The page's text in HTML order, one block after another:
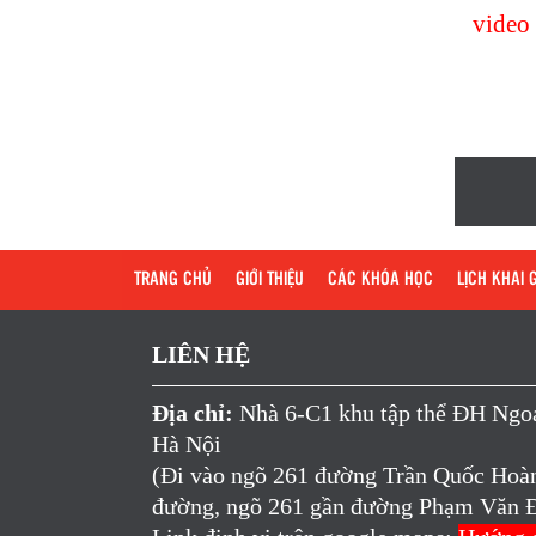
video
TRANG CHỦ GIỚI THIỆU CÁC KHÓA HỌC LỊCH KHAI
LIÊN HỆ
Địa chỉ: Nhà 6-C1 khu tập thể ĐH
Hà Nội
(Đi vào ngõ 261 đường Trần Quốc
đường, ngõ 261 gần đường Phạm Văn